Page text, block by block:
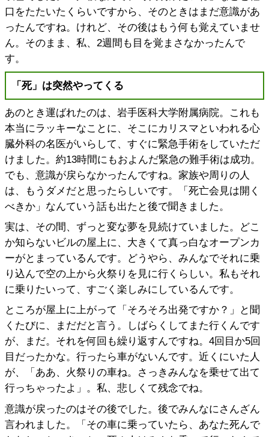
口をたたいたくらいですから、そのときはまだ意識があ
ったんですね。けれど、その後はもう何も覚えていませ
ん。そのまま、私、2週間も目を覚まさなかったんで
す。
「死」は突然やってくる
あのとき運ばれたのは、岩手医科大学附属病院。これも
本当にラッキーなことに、そこにカリスマといわれる心
臓外科の名医がいらして、すぐに緊急手術をしていただ
けました。約13時間にもおよんだ緊急の難手術は成功。
でも、意識が戻らなかったんですね。家族や周りの人
は、もうダメだと思ったらしいです。「死亡会見は開く
べきか」なんていう話も出たと後で聞きました。
実は、その間、ずっと変な夢を見続けていました。どこ
か知らないビルの屋上に、大きくて真っ白なオープンカ
ーがとまっているんです。どうやら、みんなでそれに乗
り込んで空の上から火祭りを見に行くらしい。私もそれ
に乗りたいって、すごく楽しみにしているんです。
ところが屋上に上がって「そろそろ出発ですか？」と聞
くたびに、まだだと言う。しばらくしてまた行くんです
が、まだ。それを何回も繰り返すんですね。4回目か5回
目だったかな。行ったら車がないんです。近くにいた人
が、「ああ、火祭りの車ね。さっきみんなを乗せて出て
行っちゃったよ」。私、悲しくて残念でね。
意識が戻ったのはその後でした。後でみんなにさんざん
言われました。「その車に乗っていたら、あなた死んで